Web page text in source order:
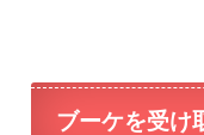
ブーケを受け